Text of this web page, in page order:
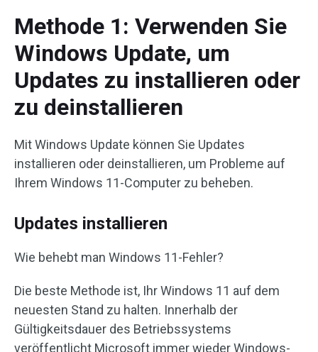
Methode 1: Verwenden Sie
Windows Update, um
Updates zu installieren oder
zu deinstallieren
Mit Windows Update können Sie Updates
installieren oder deinstallieren, um Probleme auf
Ihrem Windows 11-Computer zu beheben.
Updates installieren
Wie behebt man Windows 11-Fehler?
Die beste Methode ist, Ihr Windows 11 auf dem
neuesten Stand zu halten. Innerhalb der
Gültigkeitsdauer des Betriebssystems
veröffentlicht Microsoft immer wieder Windows-